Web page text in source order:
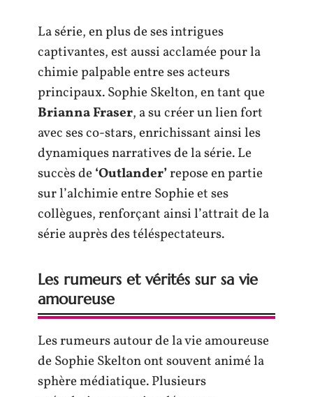
La série, en plus de ses intrigues
captivantes, est aussi acclamée pour la
chimie palpable entre ses acteurs
principaux. Sophie Skelton, en tant que
Brianna Fraser, a su créer un lien fort
avec ses co-stars, enrichissant ainsi les
dynamiques narratives de la série. Le
succès de‘Outlander’repose en partie
sur l’alchimie entre Sophie et ses
collègues, renforçant ainsi l’attrait de la
série auprès des téléspectateurs.
Les rumeurs et vérités sur sa vie
amoureuse
Les rumeurs autour de la vie amoureuse
de Sophie Skelton ont souvent animé la
sphère médiatique. Plusieurs